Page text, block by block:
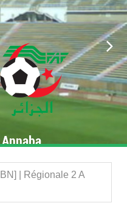
| Régionale 2 A